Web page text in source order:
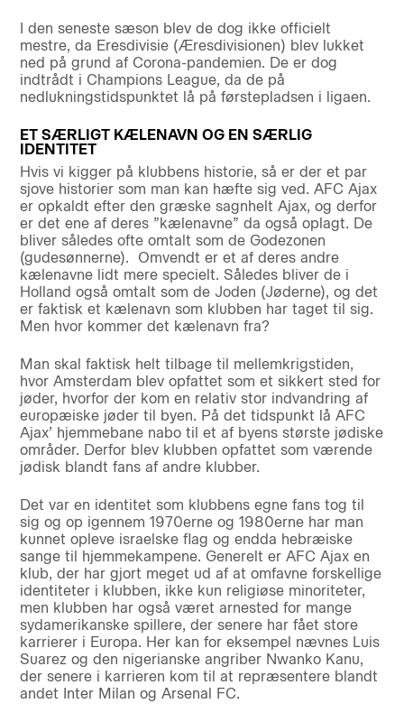
I den seneste sæson blev de dog ikke officielt
mestre, da Eresdivisie (Æresdivisionen) blev lukket
ned på grund af Corona-pandemien. De er dog
indtrådt i Champions League, da de på
nedlukningstidspunktet lå på førstepladsen i ligaen.
ET SÆRLIGT KÆLENAVN OG EN SÆRLIG
IDENTITET
Hvis vi kigger på klubbens historie, så er der et par
sjove historier som man kan hæfte sig ved. AFC Ajax
er opkaldt efter den græske sagnhelt Ajax, og derfor
er det ene af deres ”kælenavne” da også oplagt. De
bliver således ofte omtalt som de Godezonen
(gudesønnerne). Omvendt er et af deres andre
kælenavne lidt mere specielt. Således bliver de i
Holland også omtalt som de Joden (Jøderne), og det
er faktisk et kælenavn som klubben har taget til sig.
Men hvor kommer det kælenavn fra?
Man skal faktisk helt tilbage til mellemkrigstiden,
hvor Amsterdam blev opfattet som et sikkert sted for
jøder, hvorfor der kom en relativ stor indvandring af
europæiske jøder til byen. På det tidspunkt lå AFC
Ajax’ hjemmebane nabo til et af byens største jødiske
områder. Derfor blev klubben opfattet som værende
jødisk blandt fans af andre klubber.
Det var en identitet som klubbens egne fans tog til
sig og op igennem 1970erne og 1980erne har man
kunnet opleve israelske flag og endda hebræiske
sange til hjemmekampene. Generelt er AFC Ajax en
klub, der har gjort meget ud af at omfavne forskellige
identiteter i klubben, ikke kun religiøse minoriteter,
men klubben har også været arnested for mange
sydamerikanske spillere, der senere har fået store
karrierer i Europa. Her kan for eksempel nævnes Luis
Suarez og den nigerianske angriber Nwanko Kanu,
der senere i karrieren kom til at repræsentere blandt
andet Inter Milan og Arsenal FC.